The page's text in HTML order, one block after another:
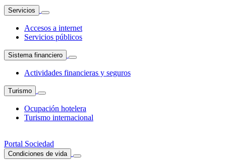
Servicios
Accesos a internet
Servicios públicos
Sistema financiero
Actividades financieras y seguros
Turismo
Ocupación hotelera
Turismo internacional
Portal Sociedad
Condiciones de vida